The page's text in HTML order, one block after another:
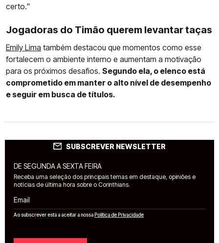
certo."
Jogadoras do Timão querem levantar taças
Emily Lima também destacou que momentos como esse
fortalecem o ambiente interno e aumentam a motivação
para os próximos desafios. Segundo ela, o elenco está
comprometido em manter o alto nível de desempenho
e seguir em busca de títulos.
SUBSCREVER NEWSLETTER
DE SEGUNDA A SEXTA FEIRA
Receba uma seleção dos principais temas em destaque, opiniões e
notícias de última hora sobre o Corinthians.
Email
Ao subscrever está a aceitar a nossaPolítica de Privacidade